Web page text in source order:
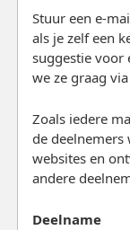
Stuur een e-
als je zelf een
suggestie voor
we ze graag
Zoals iedere
de deelnemers
websites en
andere
Deelname